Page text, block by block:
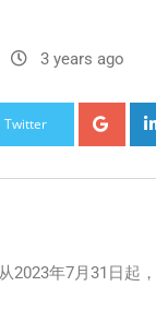
3 years ago
Twitter
2023年7月31日起，